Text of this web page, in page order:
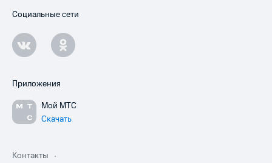
Социальные сети
Приложения
Мой МТС
Скачать
Контакты